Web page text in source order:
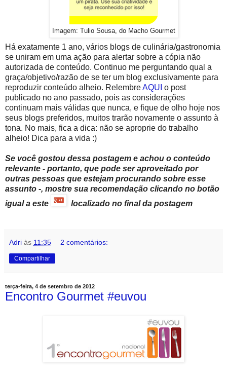
Imagem: Tulio Sousa, do Macho Gourmet
Há exatamente 1 ano, vários blogs de culinária/gastronomia
se uniram em uma ação para alertar sobre a cópia não
autorizada de conteúdo. Continuo me perguntando qual a
graça/objetivo/razão de se ter um blog exclusivamente para
reproduzir conteúdo alheio. RelembreAQUI o post
publicado no ano passado, pois as considerações
continuam mais válidas que nunca, e fique de olho hoje nos
seus blogs preferidos, muitos trarão novamente o assunto à
tona. No mais, fica a dica: não se aproprie do trabalho
alheio! Dica para a vida :)
Se você gostou dessa postagem e achou o conteúdo
relevante - portanto, que pode ser aproveitado por
outras pessoas que estejam procurando sobre esse
assunto -, mostre sua recomendação clicando no botão
igual a este
localizado no final da postagem
Adri às 11:35 2 comentários:
Compartilhar
terça-feira, 4 de setembro de 2012
Encontro Gourmet #euvou